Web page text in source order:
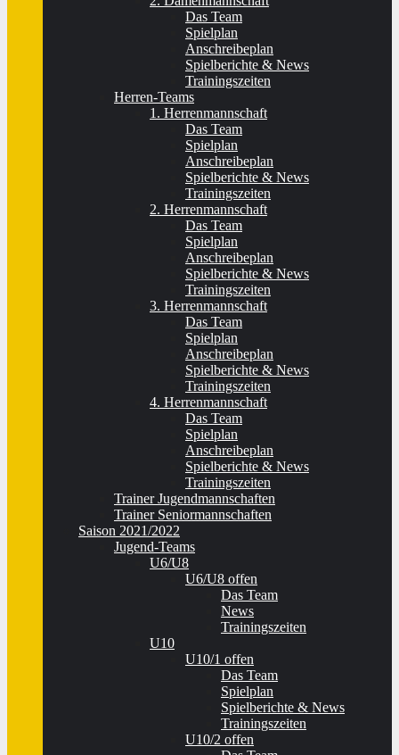
Das Team
Spielplan
Anschreibeplan
Spielberichte & News
Trainingszeiten
Herren-Teams
1. Herrenmannschaft
Das Team
Spielplan
Anschreibeplan
Spielberichte & News
Trainingszeiten
2. Herrenmannschaft
Das Team
Spielplan
Anschreibeplan
Spielberichte & News
Trainingszeiten
3. Herrenmannschaft
Das Team
Spielplan
Anschreibeplan
Spielberichte & News
Trainingszeiten
4. Herrenmannschaft
Das Team
Spielplan
Anschreibeplan
Spielberichte & News
Trainingszeiten
Trainer Jugendmannschaften
Trainer Seniormannschaften
Saison 2021/2022
Jugend-Teams
U6/U8
U6/U8 offen
Das Team
News
Trainingszeiten
U10
U10/1 offen
Das Team
Spielplan
Spielberichte & News
Trainingszeiten
U10/2 offen